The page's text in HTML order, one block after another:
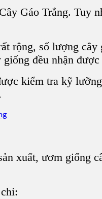
Gáo Trắng. Tuy
rộng, số lượng
đều nhận
kiểm tra kỹ
xuất, ươm giống